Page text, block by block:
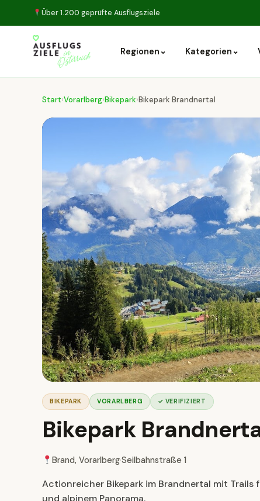
Über 1.200 geprüfte Ausflugsziele
Regionen ⌄ Kategorien ⌄
Start›Vorarlberg›Bikepark›Bikepark Brandnertal
BIKEPARK VORARLBERG ✓ VERIFIZIERT
Bikepark
Brand, Vorarlberg·Seilbahnstraße 1
Actionreicher Bikepark im Brandnertal mit
und alpinem Panorama.